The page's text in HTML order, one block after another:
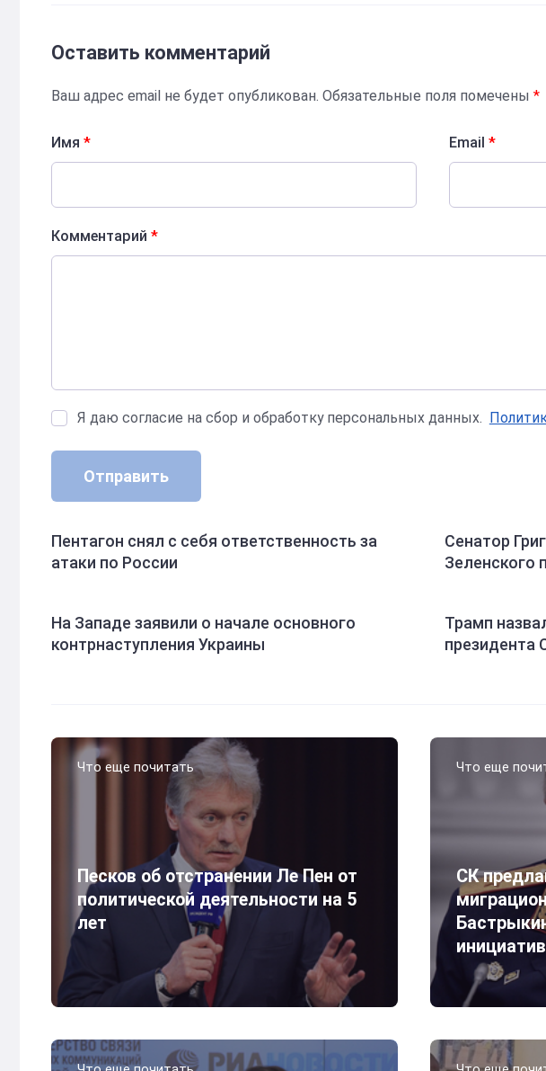
Оставить комментарий
Ваш адрес email не будет опубликован. Обязательные поля помечены *
Имя * Email*
Комментарий *
Я даю согласие на сбор и обработку персональных данных.
Отправить
Пентагон снял с себя ответственность за
атаки по России
Сенатор
Зеленского
На Западе заявили о начале основного
контрнаступления Украины
Трамп
Что еще почитать
Песков об отстранении Ле Пен от
политической деятельности на 5
лет
Что еще
СК